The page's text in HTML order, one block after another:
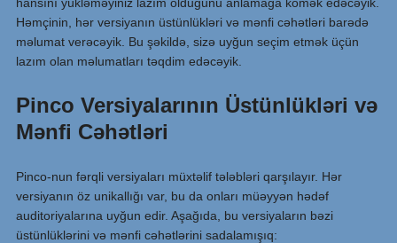
Həmçinin, hər versiyanın üstünlükləri və mənfi cəhətləri barədə
məlumat verəcəyik. Bu şəkildə, sizə uyğun seçim etmək üçün
lazım olan məlumatları təqdim edəcəyik.
Pinco Versiyalarının Üstünlükləri və
Mənfi Cəhətləri
Pinco-nun fərqli versiyaları müxtəlif tələbləri qarşılayır. Hər
versiyanın öz unikallığı var, bu da onları müəyyən hədəf
auditoriyalarına uyğun edir. Aşağıda, bu versiyaların bəzi
üstünlüklərini və mənfi cəhətlərini sadalamışıq: